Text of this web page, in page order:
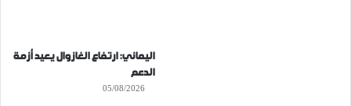
اليماني: ارتفاع الغازوال يعيد أزمة
الدعم
05/08/2026